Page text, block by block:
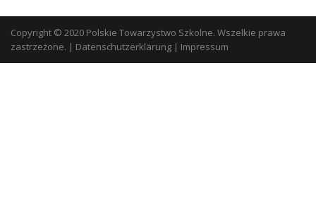
Copyright © 2020 Polskie Towarzystwo Szkolne. Wszelkie prawa
zastrzeżone. | Datenschutzerklärung | Impressum